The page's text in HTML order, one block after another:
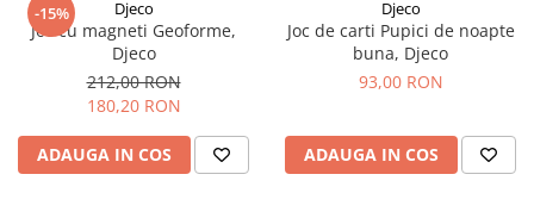
-15% Djeco
Joc cu magneti Geoforme,
Djeco
212,00 RON
180,20 RON
ADAUGA IN COS
Djeco
Joc de carti Pupici de noapte
buna, Djeco
93,00 RON
ADAUGA IN COS